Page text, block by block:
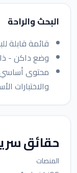
البحث والراحة
قائمة قابلة
وضع داكن -
محتوى أساسي
والاختبارات
حقائق
المنصات